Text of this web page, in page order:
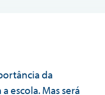
escola. Mas será